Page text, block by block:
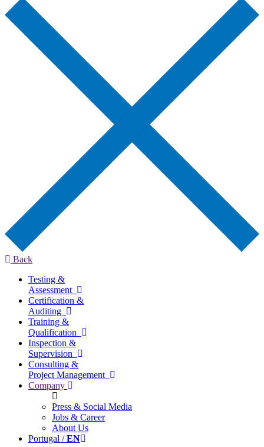
Back
Testing &
Assessment
Certification &
Auditing
Training &
Qualification
Inspection &
Supervision
Consulting &
Project Management
Company
Press & Social Media
Jobs & Career
About Us
Portugal /EN